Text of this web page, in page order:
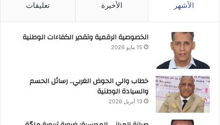
الأشهر الأخيرة تعليقات
الخصوصية الرقمية وتقدير الكفاءات الوطنية
15 مايو 2026
خطاب والي الحوض الغربي.. رسائل الحسم
والسيادة الوطنية
13 أبريل 2026